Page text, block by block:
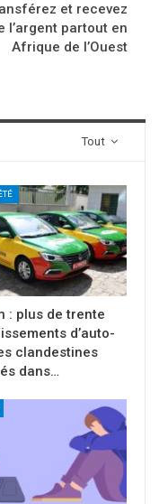
et recevez
l’argent partout en
Afrique de l’Ouest
Tout
: plus de trente
d’auto-
clandestines
dans…